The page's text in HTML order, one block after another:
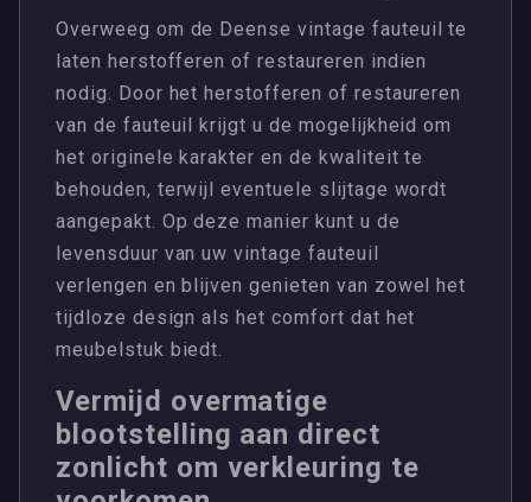
Overweeg om de Deense vintage fauteuil te
laten herstofferen of restaureren indien
nodig. Door het herstofferen of restaureren
van de fauteuil krijgt u de mogelijkheid om
het originele karakter en de kwaliteit te
behouden, terwijl eventuele slijtage wordt
aangepakt. Op deze manier kunt u de
levensduur van uw vintage fauteuil
verlengen en blijven genieten van zowel het
tijdloze design als het comfort dat het
meubelstuk biedt.
Vermijd overmatige
blootstelling aan direct
zonlicht om verkleuring te